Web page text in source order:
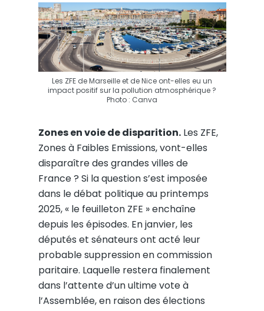
Les ZFE de Marseille et de Nice ont-elles eu un
impact positif sur la pollution atmosphérique ?
Photo : Canva
Zones en voie de disparition. Les ZFE,
Zones à Faibles Emissions, vont-elles
disparaître des grandes villes de
France ? Si la question s’est imposée
dans le débat politique au printemps
2025, « le feuilleton ZFE » enchaîne
depuis les épisodes. En janvier, les
députés et sénateurs ont acté leur
probable suppression en commission
paritaire. Laquelle restera finalement
dans l’attente d’un ultime vote à
l’Assemblée, en raison des élections